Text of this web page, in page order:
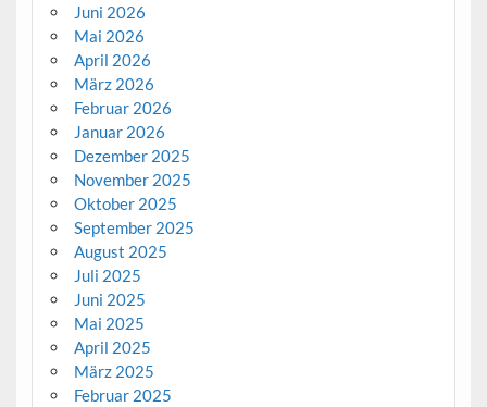
Juni 2026
Mai 2026
April 2026
März 2026
Februar 2026
Januar 2026
Dezember 2025
November 2025
Oktober 2025
September 2025
August 2025
Juli 2025
Juni 2025
Mai 2025
April 2025
März 2025
Februar 2025